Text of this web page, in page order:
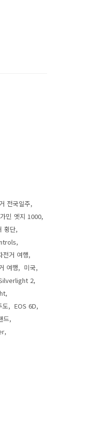
전국일주
가민 엣지 1000
횡단
전거 여행
여행
미국
2
도
EOS 6D
드